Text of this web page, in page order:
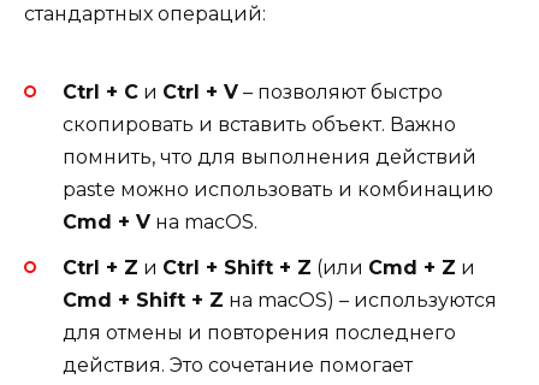
стандартных операций:
Ctrl + C и Ctrl + V – позволяют быстро
скопировать и вставить объект. Важно
помнить, что для выполнения действий
paste можно использовать и комбинацию
Cmd + V на macOS.
Ctrl + Z и Ctrl + Shift + Z (или Cmd + Z и
Cmd + Shift + Z на macOS) – используются
для отмены и повторения последнего
действия. Это сочетание помогает